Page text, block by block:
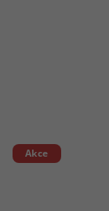
Akce